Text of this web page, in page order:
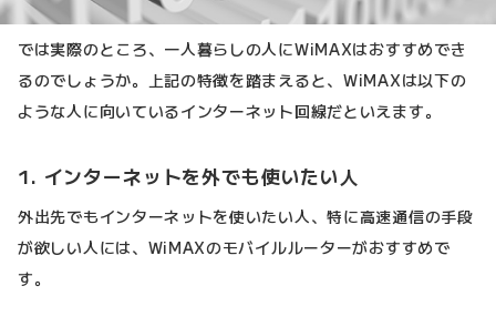
では実際のところ、一人暮らしの人にWiMAXはおすすめでき
るのでしょうか。上記の特徴を踏まえると、WiMAXは以下の
ような人に向いているインターネット回線だといえます。
1. インターネットを外でも使いたい人
外出先でもインターネットを使いたい人、特に高速通信の手段
が欲しい人には、WiMAXのモバイルルーターがおすすめで
す。